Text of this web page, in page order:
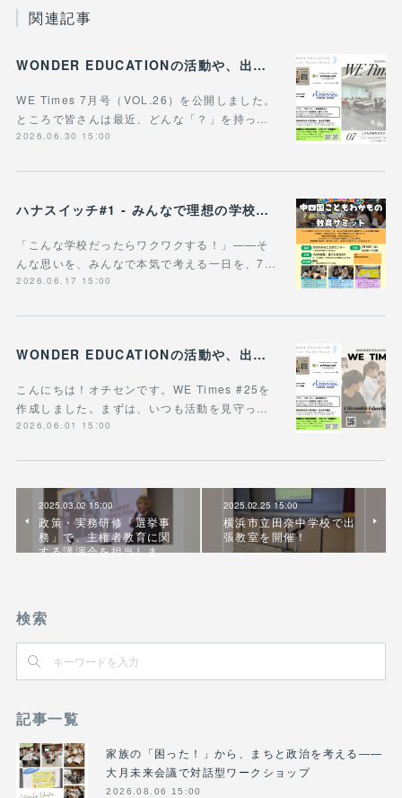
関連記事
WONDER EDUCATIONの活動や、出張講座・講演のご案内をまとめた 『WE Times #26』を公開しました！
WE Times 7月号（VOL.26）を公開しました。
ところで皆さんは最近、どんな「？」を持っ…
2026.06.30 15:00
ハナスイッチ#1 - みんなで理想の学校や学びの未来を考える新企画、スタート！
「こんな学校だったらワクワクする！」——そ
んな思いを、みんなで本気で考える一日を、7…
2026.06.17 15:00
WONDER EDUCATIONの活動や、出張講座・講演のご案内をまとめた 『WE Times #25』を公開しました！
こんにちは！オチセンです。WE Times #25を
作成しました。まずは、いつも活動を見守っ…
2026.06.01 15:00
2025.03.02 15:00
政策・実務研修「選挙事
務」で、主権者教育に関
する講演会を担当しま…
2025.02.25 15:00
横浜市立田奈中学校で出
張教室を開催！
検索
記事一覧
家族の「困った！」から、まちと政治を考える――
大月未来会議で対話型ワークショップ
2026.08.06 15:00